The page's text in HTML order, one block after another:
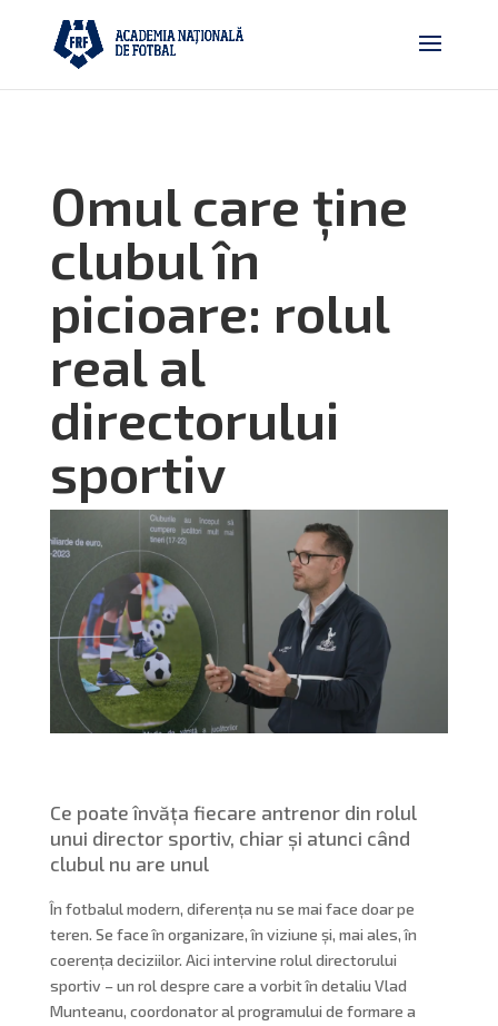
Omul care ține
clubul în
picioare: rolul
real al
directorului
sportiv
Ce poate învăța fiecare antrenor din rolul
unui director sportiv, chiar și atunci când
clubul nu are unul
În fotbalul modern, diferența nu se mai face doar pe
teren. Se face în organizare, în viziune și, mai ales, în
coerența deciziilor. Aici intervine rolul directorului
sportiv – un rol despre care a vorbit în detaliu Vlad
Munteanu, coordonator al programului de formare a